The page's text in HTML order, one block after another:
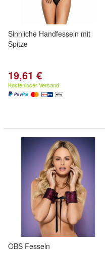
Sinnliche Handfesseln mit
Spitze
19,61 €
Kostenloser Versand
OBS Fesseln